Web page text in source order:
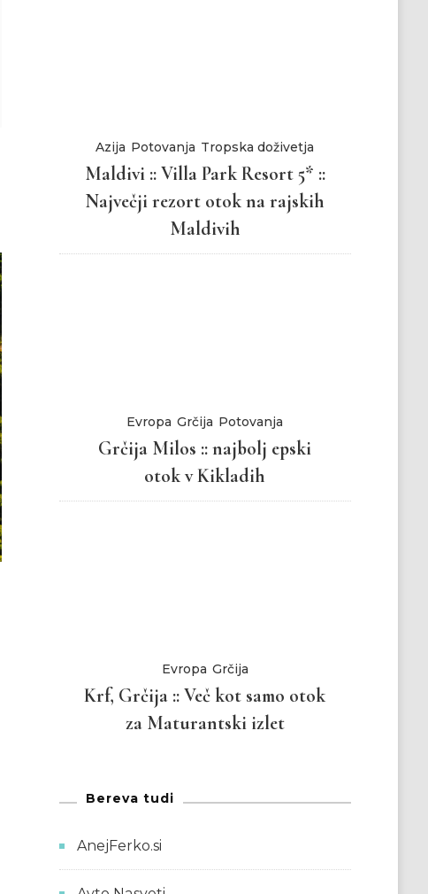
Azija Potovanja Tropska doživetja
Maldivi :: Villa Park Resort 5* ::
Največji rezort otok na rajskih
Maldivih
Evropa Grčija Potovanja
Grčija Milos :: najbolj epski
otok v Kikladih
Evropa Grčija
Krf, Grčija :: Več kot samo otok
za Maturantski izlet
Bereva tudi
AnejFerko.si